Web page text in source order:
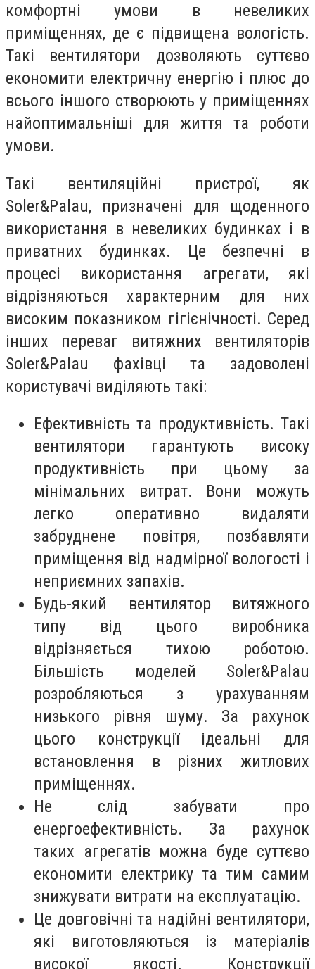
комфортні умови в невеликих
приміщеннях, де є підвищена вологість.
Такі вентилятори дозволяють суттєво
економити електричну енергію і плюс до
всього іншого створюють у приміщеннях
найоптимальніші для життя та роботи
умови.
Такі вентиляційні пристрої, як
Soler&Palau, призначені для щоденного
використання в невеликих будинках і в
приватних будинках. Це безпечні в
процесі використання агрегати, які
відрізняються характерним для них
високим показником гігієнічності. Серед
інших переваг витяжних вентиляторів
Soler&Palau фахівці та задоволені
користувачі виділяють такі:
Ефективність та продуктивність. Такі
вентилятори гарантують високу
продуктивність при цьому за
мінімальних витрат. Вони можуть
легко оперативно видаляти
забруднене повітря, позбавляти
приміщення від надмірної вологості і
неприємних запахів.
Будь-який вентилятор витяжного
типу від цього виробника
відрізняється тихою роботою.
Більшість моделей Soler&Palau
розробляються з урахуванням
низького рівня шуму. За рахунок
цього конструкції ідеальні для
встановлення в різних житлових
приміщеннях.
Не слід забувати про
енергоефективність. За рахунок
таких агрегатів можна буде суттєво
економити електрику та тим самим
знижувати витрати на експлуатацію.
Це довговічні та надійні вентилятори,
які виготовляються із матеріалів
високої якості. Конструкції